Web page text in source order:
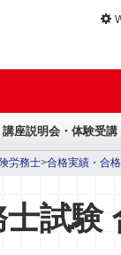
講座説明会・体験受講
労務士>合格実績・合
試験